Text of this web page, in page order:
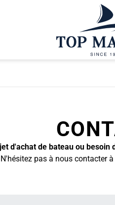
d'achat de bateau ou
N'hésitez pas à nous contacter